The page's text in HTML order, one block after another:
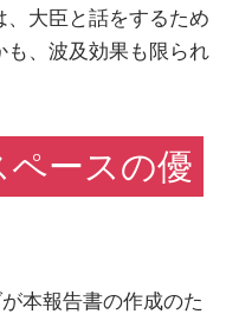
、大臣と話をするため
、波及効果も限られ
ースの優
本報告書の作成のた